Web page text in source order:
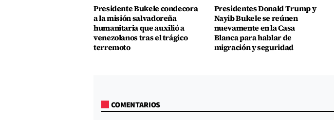
Presidente Bukele condecora
a la misión salvadoreña
humanitaria que auxilió a
venezolanos tras el trágico
terremoto
Presidentes Donald Trump y
Nayib Bukele se reúnen
nuevamente en la Casa
Blanca para hablar de
migración y seguridad
COMENTARIOS